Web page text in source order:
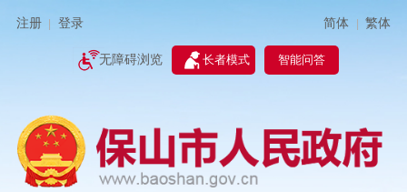
注册 登录 简体 | 繁体
无障碍浏览 长者模式 智能问答